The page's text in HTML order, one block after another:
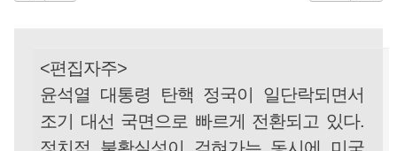
<편집자주>
윤석열 대통령 탄핵 정국이 일단락되면서
조기 대선 국면으로 빠르게 전환되고 있다.